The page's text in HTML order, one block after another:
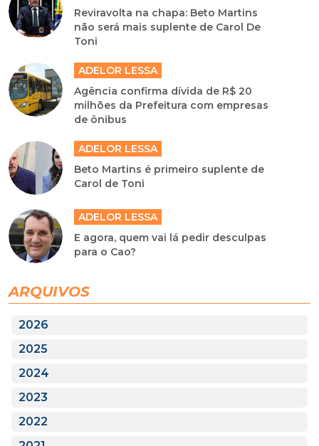
Reviravolta na chapa: Beto Martins
não será mais suplente de Carol De
Toni
ADELOR LESSA
Agência confirma dívida de R$ 20
milhões da Prefeitura com empresas
de ônibus
ADELOR LESSA
Beto Martins é primeiro suplente de
Carol de Toni
ADELOR LESSA
E agora, quem vai lá pedir desculpas
para o Cao?
ARQUIVOS
2026
2025
2024
2023
2022